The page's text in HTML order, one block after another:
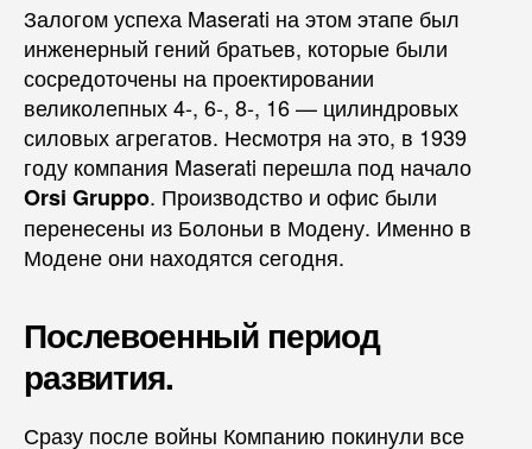
Залогом успеха Maserati на этом этапе был
инженерный гений братьев, которые были
сосредоточены на проектировании
великолепных 4-, 6-, 8-, 16 — цилиндровых
силовых агрегатов. Несмотря на это, в 1939
году компания Maserati перешла под начало
Orsi Gruppo. Производство и офис были
перенесены из Болоньи в Модену. Именно в
Модене они находятся сегодня.
Послевоенный период
развития.
Сразу после войны Компанию покинули все